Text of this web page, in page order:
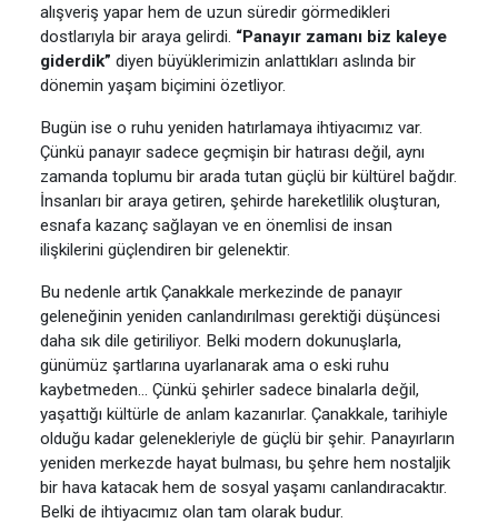
alışveriş yapar hem de uzun süredir görmedikleri
dostlarıyla bir araya gelirdi. “Panayır zamanı biz kaleye
giderdik” diyen büyüklerimizin anlattıkları aslında bir
dönemin yaşam biçimini özetliyor.
Bugün ise o ruhu yeniden hatırlamaya ihtiyacımız var.
Çünkü panayır sadece geçmişin bir hatırası değil, aynı
zamanda toplumu bir arada tutan güçlü bir kültürel bağdır.
İnsanları bir araya getiren, şehirde hareketlilik oluşturan,
esnafa kazanç sağlayan ve en önemlisi de insan
ilişkilerini güçlendiren bir gelenektir.
Bu nedenle artık Çanakkale merkezinde de panayır
geleneğinin yeniden canlandırılması gerektiği düşüncesi
daha sık dile getiriliyor. Belki modern dokunuşlarla,
günümüz şartlarına uyarlanarak ama o eski ruhu
kaybetmeden… Çünkü şehirler sadece binalarla değil,
yaşattığı kültürle de anlam kazanırlar. Çanakkale, tarihiyle
olduğu kadar gelenekleriyle de güçlü bir şehir. Panayırların
yeniden merkezde hayat bulması, bu şehre hem nostaljik
bir hava katacak hem de sosyal yaşamı canlandıracaktır.
Belki de ihtiyacımız olan tam olarak budur.